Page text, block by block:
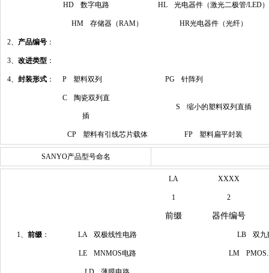
HD 数字电路 HL 光电器件（激光二极管/LED）
HM 存储器（RAM） HR光电器件（光纤）
2、 产品编号 ：
3、 改进类型 ：
4、 封装形式 ： P 塑料双列 PG 针阵列
C 陶瓷双列直
插
S 缩小的塑料双列直插
CP 塑料有引线芯片载体 FP 塑料扁平封装
SANYO产品型号命名
LA XXXX
1 2
前缀 器件编号
1、 前缀： LA 双极线性电路 LB 双九
LE MNMOS电路 LM